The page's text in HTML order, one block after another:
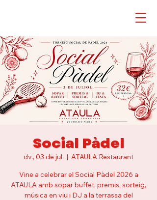
Social Pàdel
dv., 03 de jul.
  |
ATAULA Restaurant
Vine a celebrar el Social Pàdel 2026 a
ATAULA amb sopar buffet, premis, sorteig,
música en viu i DJ a la terrassa del